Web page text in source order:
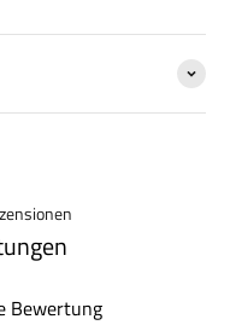
Bewertung